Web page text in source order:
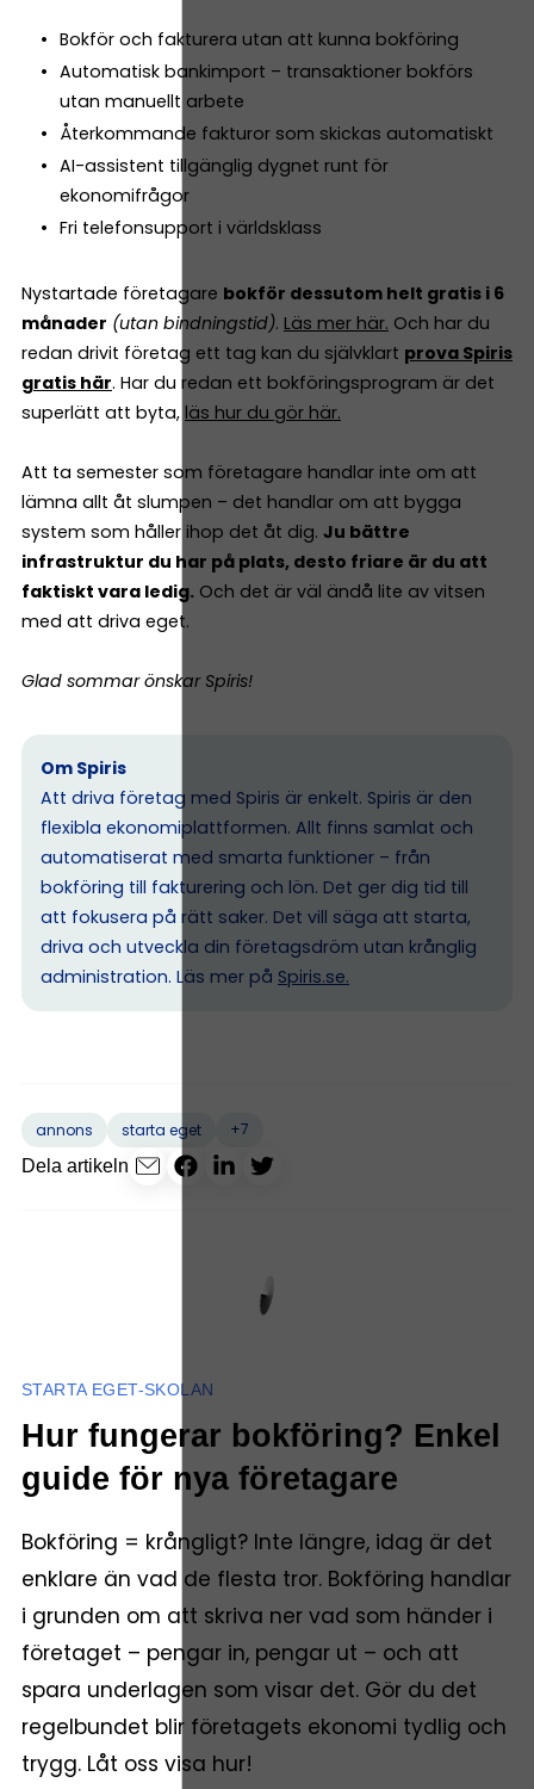
Bokför och fakturera utan att kunna bokföring
Automatisk bankimport – transaktioner bokförs
utan manuellt arbete
Återkommande fakturor som skickas automatiskt
AI-assistent tillgänglig dygnet runt för
ekonomifrågor
Fri telefonsupport i världsklass
Nystartade företagare bokför dessutom helt gratis i 6
månader (utan bindningstid). Läs mer här. Och har du
redan drivit företag ett tag kan du självklart prova Spiris
gratis här. Har du redan ett bokföringsprogram är det
superlätt att byta, läs hur du gör här.
Att ta semester som företagare handlar inte om att
lämna allt åt slumpen – det handlar om att bygga
system som håller ihop det åt dig. Ju bättre
infrastruktur du har på plats, desto friare är du att
faktiskt vara ledig. Och det är väl ändå lite av vitsen
med att driva eget.
Glad sommar önskar Spiris!
Om Spiris
Att driva företag med Spiris är enkelt. Spiris är den
flexibla ekonomiplattformen. Allt finns samlat och
automatiserat med smarta funktioner – från
bokföring till fakturering och lön. Det ger dig tid till
att fokusera på rätt saker. Det vill säga att starta,
driva och utveckla din företagsdröm utan krånglig
administration. Läs mer på Spiris.se.
annons starta eget
+7
Dela artikeln
STARTA EGET-SKOLAN
Hur fungerar bokföring? Enkel
guide för nya företagare
Bokföring = krångligt? Inte längre, idag är det
enklare än vad de flesta tror. Bokföring handlar
i grunden om att skriva ner vad som händer i
företaget – pengar in, pengar ut – och att
spara underlagen som visar det. Gör du det
regelbundet blir företagets ekonomi tydlig och
trygg. Låt oss visa hur!